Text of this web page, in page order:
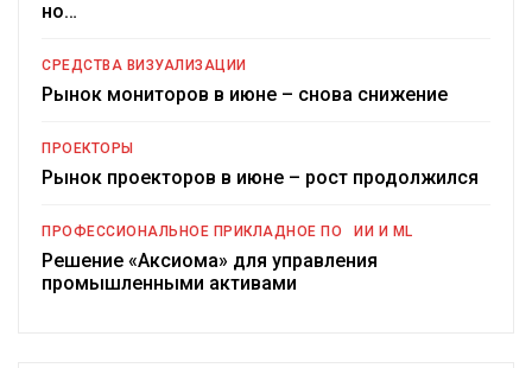
но…
СРЕДСТВА ВИЗУАЛИЗАЦИИ
Рынок мониторов в июне – снова снижение
ПРОЕКТОРЫ
Рынок проекторов в июне – рост продолжился
ПРОФЕССИОНАЛЬНОЕ ПРИКЛАДНОЕ ПО ИИ И ML
Решение «Аксиома» для управления
промышленными активами